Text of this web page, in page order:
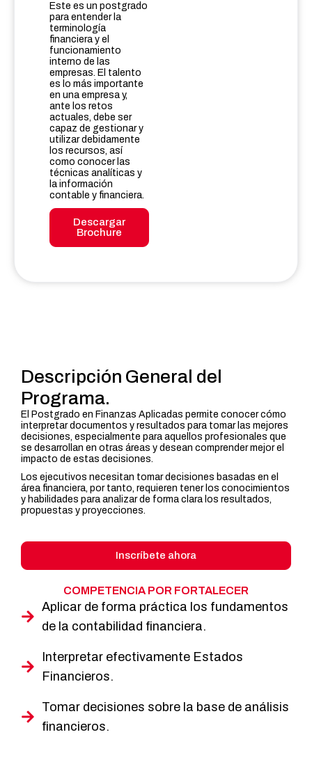
Este es un postgrado
para entender la
terminología
financiera y el
funcionamiento
interno de las
empresas. El talento
es lo más importante
en una empresa y,
ante los retos
actuales, debe ser
capaz de gestionar y
utilizar debidamente
los recursos, así
como conocer las
técnicas analíticas y
la información
contable y financiera.
Descargar
Brochure
Descripción General del
Programa.
El Postgrado en Finanzas Aplicadas permite conocer cómo
interpretar documentos y resultados para tomar las mejores
decisiones, especialmente para aquellos profesionales que
se desarrollan en otras áreas y desean comprender mejor el
impacto de estas decisiones.
Los ejecutivos necesitan tomar decisiones basadas en el
área financiera, por tanto, requieren tener los conocimientos
y habilidades para analizar de forma clara los resultados,
propuestas y proyecciones.
Inscríbete ahora
COMPETENCIA POR FORTALECER
Aplicar de forma práctica los fundamentos
de la contabilidad financiera.
Interpretar efectivamente Estados
Financieros.
Tomar decisiones sobre la base de análisis
financieros.